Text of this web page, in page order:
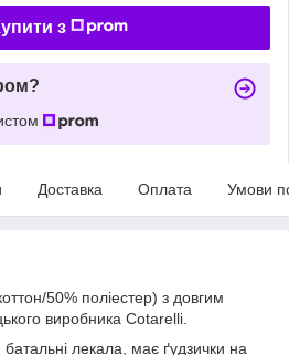
з
Доставка Оплата Умови
50% поліестер) з довгим
виробника Cotarelli.
лекала, має ґудзички на